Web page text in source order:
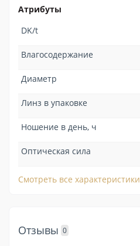
Атрибуты
DK/t
Влагосодержание
Диаметр
Линз в упаковке
Ношение в день, ч
Оптическая сила
Смотреть все характеристики
Отзывы 0